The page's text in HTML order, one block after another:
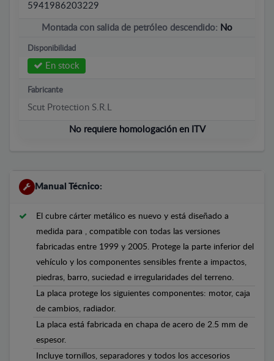
5941986203229
Montada con salida de petróleo descendido: No
Disponibilidad
En stock
Fabricante
Scut Protection S.R.L
No requiere homologación en ITV
Manual Técnico:
El cubre cárter metálico es nuevo y está diseñado a
medida para , compatible con todas las versiones
fabricadas entre 1999 y 2005. Protege la parte inferior del
vehículo y los componentes sensibles frente a impactos,
piedras, barro, suciedad e irregularidades del terreno.
La placa protege los siguientes componentes: motor, caja
de cambios, radiador.
La placa está fabricada en chapa de acero de 2.5 mm de
espesor.
Incluye tornillos, separadores y todos los accesorios